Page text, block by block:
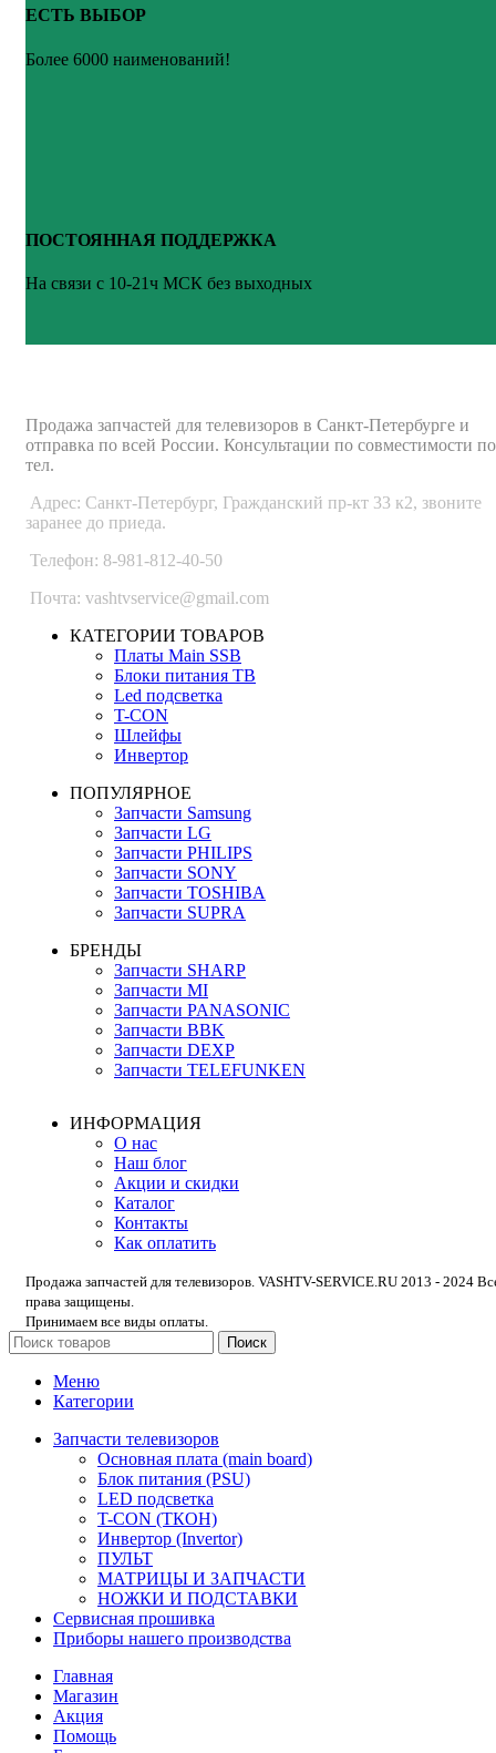
ЕСТЬ ВЫБОР
Более 6000 наименований!
ПОСТОЯННАЯ ПОДДЕРЖКА
На связи с 10-21ч МСК без выходных
Продажа запчастей для телевизоров в Санкт-Петербурге и
отправка по всей России. Консультации по совместимости по
тел.
Адрес: Санкт-Петербург, Гражданский пр-кт 33 к2, звоните
заранее до приеда.
Телефон: 8-981-812-40-50
Почта: vashtvservice@gmail.com
КАТЕГОРИИ ТОВАРОВ
Платы Main SSB
Блоки питания ТВ
Led подсветка
T-CON
Шлейфы
Инвертор
ПОПУЛЯРНОЕ
Запчасти Samsung
Запчасти LG
Запчасти PHILIPS
Запчасти SONY
Запчасти TOSHIBA
Запчасти SUPRA
БРЕНДЫ
Запчасти SHARP
Запчасти MI
Запчасти PANASONIC
Запчасти BBK
Запчасти DEXP
Запчасти TELEFUNKEN
ИНФОРМАЦИЯ
О нас
Наш блог
Акции и скидки
Каталог
Контакты
Как оплатить
Продажа запчастей для телевизоров. VASHTV-SERVICE.RU 2013 - 2024
права защищены.
Принимаем все виды оплаты.
Поиск
Меню
Категории
Запчасти телевизоров
Основная плата (main board)
Блок питания (PSU)
LED подсветка
T-CON (ТКОН)
Инвертор (Invertor)
ПУЛЬТ
МАТРИЦЫ И ЗАПЧАСТИ
НОЖКИ И ПОДСТАВКИ
Сервисная прошивка
Приборы нашего производства
Главная
Магазин
Акция
Помощь